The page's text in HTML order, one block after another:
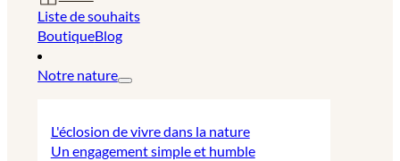
Liste de souhaits
BoutiqueBlog
Notre nature
L'éclosion de vivre dans la nature
Un engagement simple et humble